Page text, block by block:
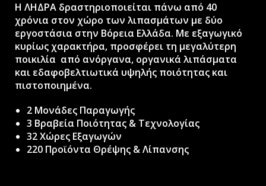
H ΛΗΔΡΑ δραστηριοποιείται πάνω από 40
χρόνια στον χώρο των λιπασμάτων με δύο
εργοστάσια στην Βόρεια Ελλάδα. Με εξαγωγικό
κυρίως χαρακτήρα, προσφέρει τη μεγαλύτερη
ποικιλία από ανόργανα, οργανικά λιπάσματα
και εδαφοβελτιωτικά υψηλής ποιότητας και
πιστοποιημένα.
2 Μονάδες Παραγωγής
3 Βραβεία Ποιότητας & Τεχνολογίας
32 Χώρες Εξαγωγών
220 Προϊόντα Θρέψης & Λίπανσης